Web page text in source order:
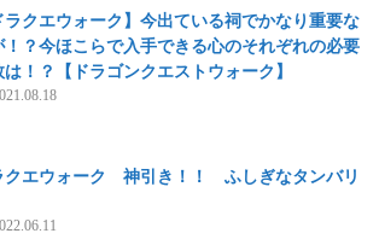
ラクエウォーク】今出ている祠でかなり重要な
！？今ほこらで入手できる心のそれぞれの必要
は！？【ドラゴンクエストウォーク】
クエウォーク 神引き！！ ふしぎなタンバリ